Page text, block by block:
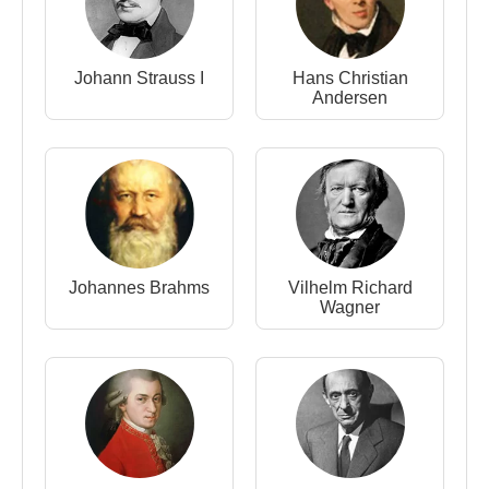
1897 yılında Si-bemol Majör 2. senfonisiViyana
seslendirilmiş ve çok büyük bir başarı kazanmıştır.
1899'da Zemlinsky
protestan lığa geçti.
Turmwächterlied metnindeHıristiyanhaçını ve
ayetler ekledi.
1900 yılındaGustav Mahler
’in "Es war einmal" (Bir
Zamanlar) adlı operasının ilk temsilini yapması, bir
besteci olarak itibarının artmasına büyük katkısı
olmuştur.
hem besteci hem de orkestra şefi olarak
'da
önde gelen bir müzikal figür olarak tanındı.
Alexander von Zemlinsky
, 1907 yılında Ida
Guttmann ile evlendi fakat evlilik mutsuz bir şekilde
Johann Strauss I
Hans Christian
Andersen
Johannes Brahms
Vilhelm Richard
Wagner